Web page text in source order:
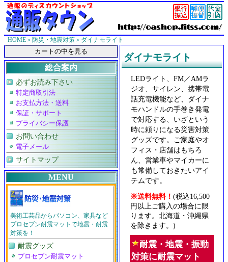
ダイナモライト
LEDライト、FM／AMラ
ジオ、サイレン、携帯電
話充電機能など、ダイナ
モハンドルの手巻き発電
で対応する、いざという
時に頼りになる災害対策
グッズです。ご家庭やオ
フィス・店舗はもちろ
ん、営業車やマイカーに
も常備しておきたいアイ
テムです。
※送料無料！ (税込16,500
円以上ご購入の場合に限
ります。北海道・沖縄県
を除きます。)
耐震・地震・振動
対策に耐震マット
総合案内
必ずお読み下さい
特定商取引法
お支払方法・送料
保証・サポート
プライバシー保護
お問い合わせ
電子メール
サイトマップ
MENU
美術工芸品からパソコン、家具など
プロセブン耐震マットで地震・耐震
対策を！
耐震グッズ
プロセブン耐震マット
HOME ＞防災・地震対策＞ダイナモライト